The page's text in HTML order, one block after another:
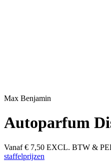
Max Benjamin
Autoparfum
Vanaf € 7,50 EXCL. BTW &
staffelprijzen